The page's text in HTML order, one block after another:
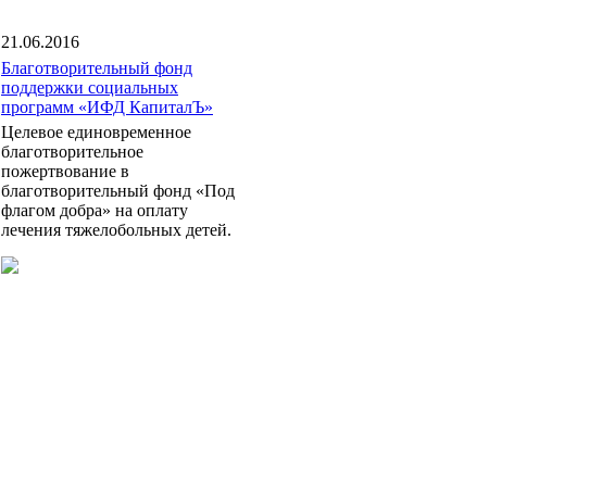
21.06.2016
Благотворительный фонд
поддержки социальных
программ «ИФД КапиталЪ»
Целевое единовременное
благотворительное
пожертвование в
благотворительный фонд «Под
флагом добра» на оплату
лечения тяжелобольных детей.